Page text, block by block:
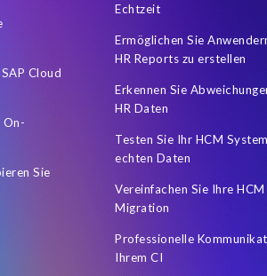
Cloud
On-
Sie
Echtzeit
Ermöglichen Sie
HR Reports zu erstellen
Erkennen Sie
HR Daten
Testen Sie Ihr HCM
echten Daten
Vereinfachen Sie Ihre
Migration
Professionelle
Ihrem CI